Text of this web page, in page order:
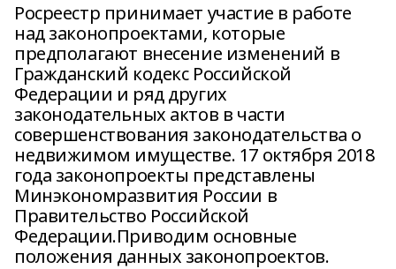
Росреестр принимает участие в работе
над законопроектами, которые
предполагают внесение изменений в
Гражданский кодекс Российской
Федерации и ряд других
законодательных актов в части
совершенствования законодательства о
недвижимом имуществе. 17 октября 2018
года законопроекты представлены
Минэкономразвития России в
Правительство Российской
Федерации.Приводим основные
положения данных законопроектов.